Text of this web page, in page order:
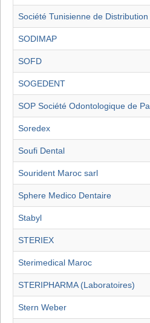
Société Tunisienne de
SODIMAP
SOFD
SOGEDENT
SOP Société Odontologique de
Soredex
Soufi Dental
Sourident Maroc sarl
Sphere Medico Dentaire
Stabyl
STERIEX
Sterimedical Maroc
STERIPHARMA (Laboratoires)
Stern Weber